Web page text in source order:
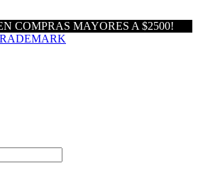
COMPRAS MAYORES A $2500!